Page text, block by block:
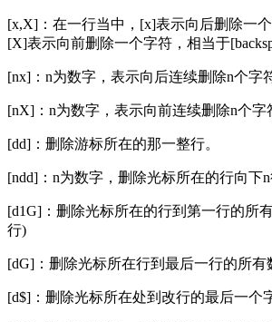
[x,X]：在一行当中，[x]表示向后删除一
[X]表示向前删除一个字符，相当于
[nx]：n为数字，表示向后连续删除n个字
[nX]：n为数字，表示向前连续删除n个字
[dd]：删除游标所在的那一整行。
[ndd]：n为数字，删除光标所在的行向下
[d1G]：删除光标所在的行到第一行的所
行)
[dG]：删除光标所在行到最后一行的所有
[d$]：删除光标所在处到改行的最后一个